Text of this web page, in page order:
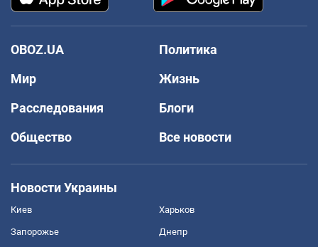
OBOZ.UA
Политика
Мир
Жизнь
Расследования
Блоги
Общество
Все новости
Новости Украины
Киев Харьков
Запорожье Днепр